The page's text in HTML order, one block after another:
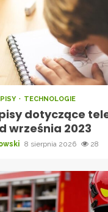
TECHNOLOGIE
dotyczące
września 2023
8 sierpnia 2026 28